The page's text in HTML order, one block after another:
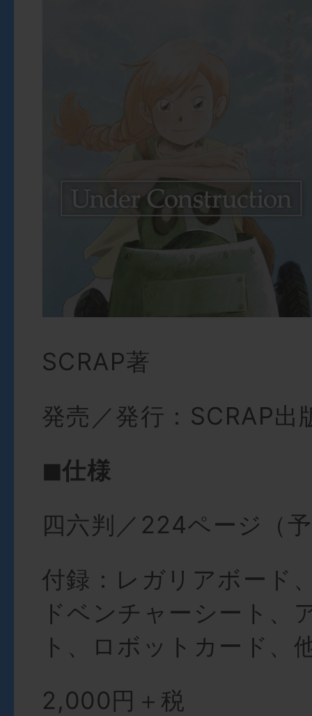
SCRAP著
発売／発行：SCRAP出
◼︎仕様
四六判／224ページ（
付録：レガリアボード
ドベンチャーシート、
ト、ロボットカード、
2,000円＋税